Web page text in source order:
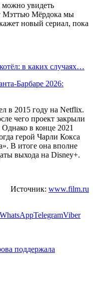
увидеть
Мэттью Мёрдока мы
новый сериал, пока
в каких случаях…
Барбаре 2026:
в 2015 году на Netflix.
чего проект закрыли
в конце 2021
герой Чарли Кокса
В итоге она вполне
выхода на Disney+.
Источник: www.film.ru
WhatsAppTelegramViber
поддержала